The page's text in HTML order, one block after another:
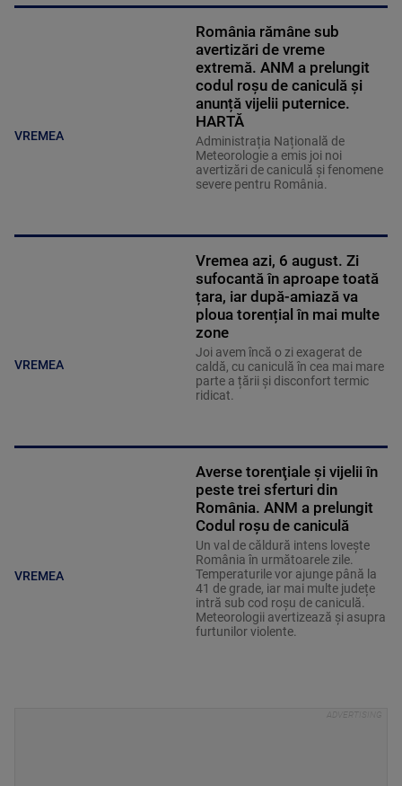
VREMEA
România rămâne sub
avertizări de vreme
extremă. ANM a prelungit
codul roșu de caniculă și
anunță vijelii puternice.
HARTĂ
Administrația Națională de
Meteorologie a emis joi noi
avertizări de caniculă și fenomene
severe pentru România.
VREMEA
Vremea azi, 6 august. Zi
sufocantă în aproape toată
țara, iar după-amiază va
ploua torențial în mai multe
zone
Joi avem încă o zi exagerat de
caldă, cu caniculă în cea mai mare
parte a țării și disconfort termic
ridicat.
VREMEA
Averse torenţiale şi vijelii în
peste trei sferturi din
România. ANM a prelungit
Codul roșu de caniculă
Un val de căldură intens lovește
România în următoarele zile.
Temperaturile vor ajunge până la
41 de grade, iar mai multe județe
intră sub cod roșu de caniculă.
Meteorologii avertizează și asupra
furtunilor violente.